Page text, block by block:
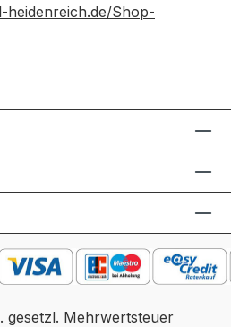
heidenreich.de/Shop-
gesetzl. Mehrwertsteuer